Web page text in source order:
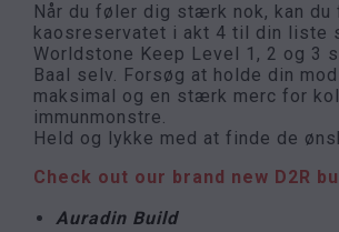
Når du føler dig stærk nok, kan du
kaosreservatet i akt 4 til din liste
Worldstone Keep Level 1, 2 og 3
Baal selv. Forsøg at holde din
maksimal og en stærk merc for
immunmonstre.
Held og lykke med at finde de
Check out our brand new D2R
Auradin Build